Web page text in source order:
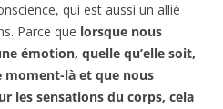
qui est aussi un allié
Parce que lorsque nous
émotion, quelle qu’elle soit,
moment-là et que nous
les sensations du corps, cela